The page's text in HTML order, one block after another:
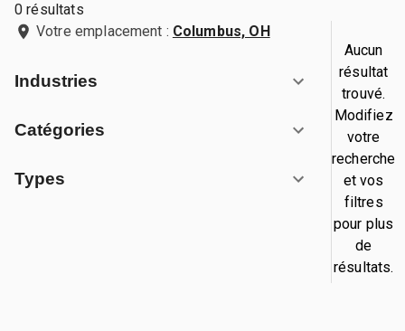
0 résultats
Votre emplacement : Columbus, OH
Industries
Catégories
Types
Aucun
résultat
trouvé.
Modifiez
votre
recherche
et vos
filtres
pour plus
de
résultats.